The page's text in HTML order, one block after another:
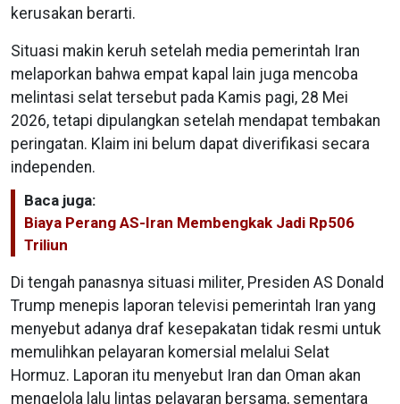
kerusakan berarti.
Situasi makin keruh setelah media pemerintah Iran
melaporkan bahwa empat kapal lain juga mencoba
melintasi selat tersebut pada Kamis pagi, 28 Mei
2026, tetapi dipulangkan setelah mendapat tembakan
peringatan. Klaim ini belum dapat diverifikasi secara
independen.
Baca juga:
Biaya Perang AS-Iran Membengkak Jadi Rp506
Triliun
Di tengah panasnya situasi militer, Presiden AS Donald
Trump menepis laporan televisi pemerintah Iran yang
menyebut adanya draf kesepakatan tidak resmi untuk
memulihkan pelayaran komersial melalui Selat
Hormuz. Laporan itu menyebut Iran dan Oman akan
mengelola lalu lintas pelayaran bersama, sementara